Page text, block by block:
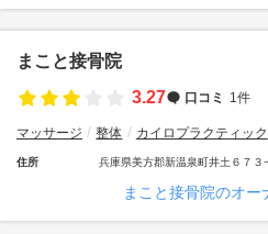
まこと接骨院
3.27
口コミ 1件
マッサージ 整体 カイロプラクティック
住所 兵庫県美方郡新温泉町井土６７３−
まこと接骨院のオー